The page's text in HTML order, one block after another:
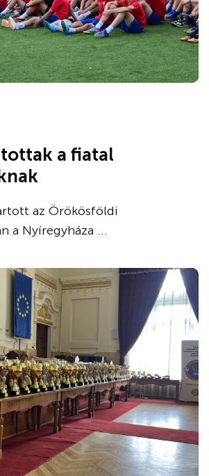
a fiatal
az Örökösföldi
a Nyíregyháza ...